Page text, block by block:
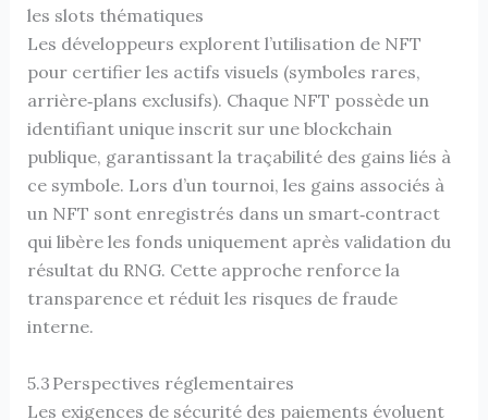
les slots thématiques
Les développeurs explorent l’utilisation de NFT
pour certifier les actifs visuels (symboles rares,
arrière‑plans exclusifs). Chaque NFT possède un
identifiant unique inscrit sur une blockchain
publique, garantissant la traçabilité des gains liés à
ce symbole. Lors d’un tournoi, les gains associés à
un NFT sont enregistrés dans un smart‑contract
qui libère les fonds uniquement après validation du
résultat du RNG. Cette approche renforce la
transparence et réduit les risques de fraude
interne.
5.3 Perspectives réglementaires
Les exigences de sécurité des paiements évoluent